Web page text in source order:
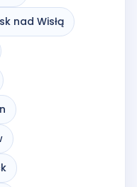
nad Wisłą